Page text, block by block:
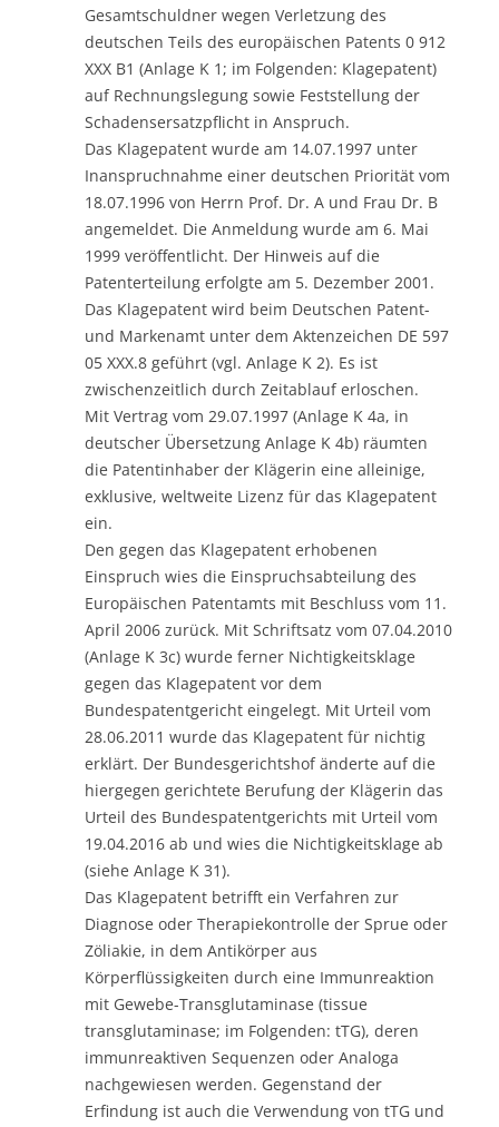
Gesamtschuldner wegen Verletzung des
deutschen Teils des europäischen Patents 0 912
XXX B1 (Anlage K 1; im Folgenden: Klagepatent)
auf Rechnungslegung sowie Feststellung der
Schadensersatzpflicht in Anspruch.
Das Klagepatent wurde am 14.07.1997 unter
Inanspruchnahme einer deutschen Priorität vom
18.07.1996 von Herrn Prof. Dr. A und Frau Dr. B
angemeldet. Die Anmeldung wurde am 6. Mai
1999 veröffentlicht. Der Hinweis auf die
Patenterteilung erfolgte am 5. Dezember 2001.
Das Klagepatent wird beim Deutschen Patent-
und Markenamt unter dem Aktenzeichen DE 597
05 XXX.8 geführt (vgl. Anlage K 2). Es ist
zwischenzeitlich durch Zeitablauf erloschen.
Mit Vertrag vom 29.07.1997 (Anlage K 4a, in
deutscher Übersetzung Anlage K 4b) räumten
die Patentinhaber der Klägerin eine alleinige,
exklusive, weltweite Lizenz für das Klagepatent
ein.
Den gegen das Klagepatent erhobenen
Einspruch wies die Einspruchsabteilung des
Europäischen Patentamts mit Beschluss vom 11.
April 2006 zurück. Mit Schriftsatz vom 07.04.2010
(Anlage K 3c) wurde ferner Nichtigkeitsklage
gegen das Klagepatent vor dem
Bundespatentgericht eingelegt. Mit Urteil vom
28.06.2011 wurde das Klagepatent für nichtig
erklärt. Der Bundesgerichtshof änderte auf die
hiergegen gerichtete Berufung der Klägerin das
Urteil des Bundespatentgerichts mit Urteil vom
19.04.2016 ab und wies die Nichtigkeitsklage ab
(siehe Anlage K 31).
Das Klagepatent betrifft ein Verfahren zur
Diagnose oder Therapiekontrolle der Sprue oder
Zöliakie, in dem Antikörper aus
Körperflüssigkeiten durch eine Immunreaktion
mit Gewebe-Transglutaminase (tissue
transglutaminase; im Folgenden: tTG), deren
immunreaktiven Sequenzen oder Analoga
nachgewiesen werden. Gegenstand der
Erfindung ist auch die Verwendung von tTG und